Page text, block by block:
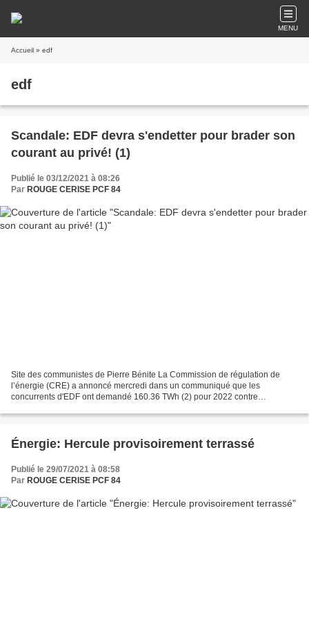
MENU
Accueil » edf
edf
Scandale: EDF devra s'endetter pour brader son
courant au privé! (1)
Publié le 03/12/2021 à 08:26
Par ROUGE CERISE PCF 84
Site des communistes de Pierre Bénite La Commission de régulation de
l’énergie (CRE) a annoncé mercredi dans un communiqué que les
concurrents d'EDF ont demandé 160.36 TWh (2) pour 2022 contre
Énergie: Hercule provisoirement terrassé
Publié le 29/07/2021 à 08:58
Par ROUGE CERISE PCF 84